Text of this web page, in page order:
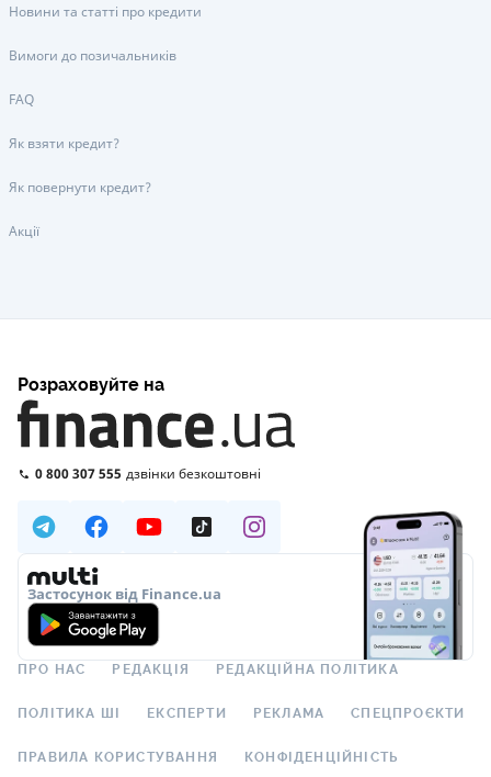
Новини та статті про кредити
Вимоги до позичальників
FAQ
Як взяти кредит?
Як повернути кредит?
Акції
Розраховуйте на
0 800 307 555 дзвінки безкоштовні
Застосунок від Finance.ua
ПРО НАС РЕДАКЦІЯ РЕДАКЦІЙНА ПОЛІТИКА
ПОЛІТИКА ШІ ЕКСПЕРТИ РЕКЛАМА СПЕЦПРОЄКТИ
ПРАВИЛА КОРИСТУВАННЯ КОНФІДЕНЦІЙНІСТЬ